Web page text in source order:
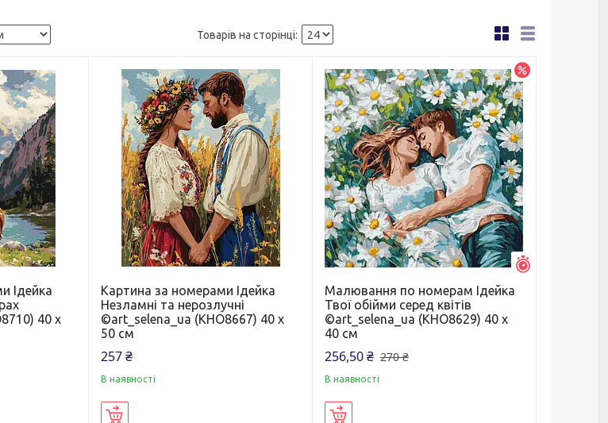
Ідейка
40 х
Картина за номерами Ідейка
Незламні та нерозлучні
©art_selena_ua (KHO8667) 40 х
50 см
257 ₴
В наявності
Малювання по номерам Ідейка
Твої обійми серед квітів
©art_selena_ua (KHO8629) 40 х
40 см
256,50 ₴ 270 ₴
В наявності